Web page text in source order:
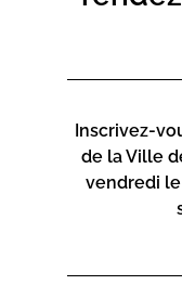
Inscrivez-
de la Ville
vendredi